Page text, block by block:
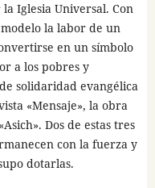
Iglesia Universal. Con
la labor de un
en un símbolo
a los pobres y
solidaridad evangélica
«Mensaje», la obra
Dos de estas tres
con la fuerza y
dotarlas.